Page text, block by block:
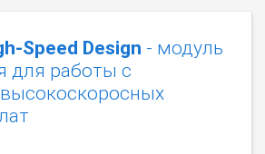
Speed Design - модуль
для работы с